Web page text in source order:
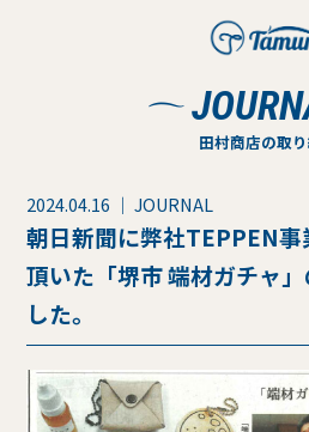
田村商店の取
2024.04.16 ｜ JOURNAL
朝日新聞に弊社TEPPEN
頂いた「堺市 端材ガチャ
した。